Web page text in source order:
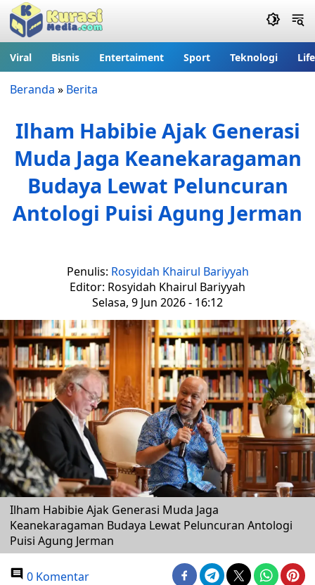
Viral Bisnis Entertaiment Sport Teknologi
Beranda » Berita
Ilham Habibie Ajak Generasi
Muda Jaga Keanekaragaman
Budaya Lewat Peluncuran
Antologi Puisi Agung Jerman
Penulis: Rosyidah Khairul Bariyyah
Editor: Rosyidah Khairul Bariyyah
Selasa, 9 Jun 2026 - 16:12
Ilham Habibie Ajak Generasi Muda Jaga
Keanekaragaman Budaya Lewat Peluncuran Antologi
Puisi Agung Jerman
0 Komentar